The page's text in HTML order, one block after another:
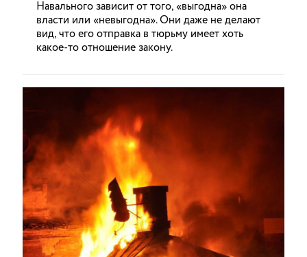
Навального зависит от того, «выгодна» она
власти или «невыгодна». Они даже не делают
вид, что его отправка в тюрьму имеет хоть
какое-то отношение закону.